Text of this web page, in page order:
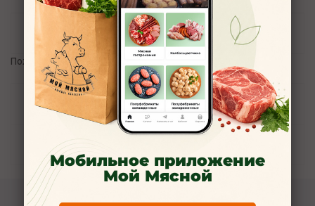
Отзывы
Пожалуйста, авторизуйтесь
Задать вопрос
Наличие
Мобильное приложение
Мой Мясной